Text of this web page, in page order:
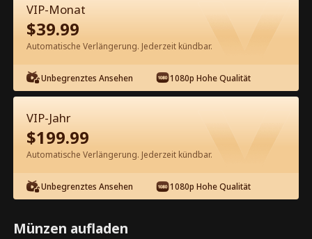
Episode 17 - Oh Nein! Ich habe mit
meinem Mann geschlafen!
Kompletter Film
0-49 50-84
17 18 20 21
VIP-Monat
$39.99
Automatische Verlängerung. Jederzeit kündbar.
Unbegrenztes Ansehen 1080p Hohe Qualität
VIP-Jahr
$199.99
Automatische Verlängerung. Jederzeit kündbar.
Unbegrenztes Ansehen 1080p Hohe Qualität
Münzen aufladen